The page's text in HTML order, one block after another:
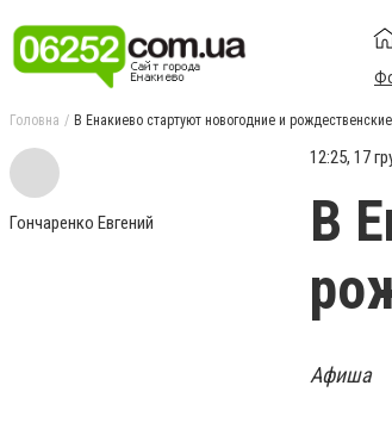
Головна В Енакиево стартуют новогодние и
Гончаренко Евгений
12:25, 17
В
Афиша